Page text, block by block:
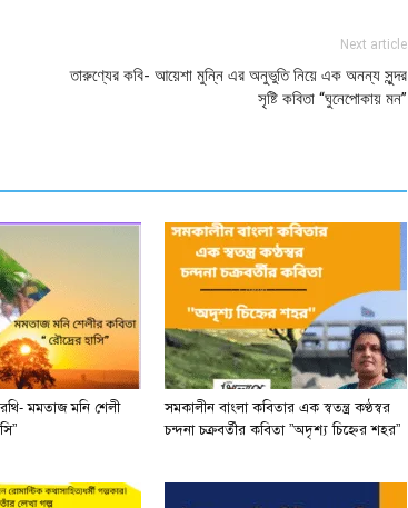
Next article
তারুণ্যের কবি- আয়েশা মুন্নি এর অনুভুতি নিয়ে এক অনন্য সুন্দর
সৃষ্টি কবিতা “ঘুনেপোকায় মন”
মমতাজ মনি শেলী
সমকালীন বাংলা কবিতার এক স্বতন্ত্র কণ্ঠস্বর
চন্দনা চক্রবর্তীর কবিতা ”অদৃশ্য চিহ্নের শহর”